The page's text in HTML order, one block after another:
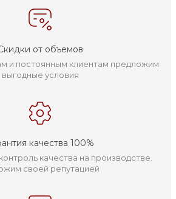
от объемов
и постоянным клиентам предложим
выгодные условия
качества 100%
качества на производстве.
своей репутацией